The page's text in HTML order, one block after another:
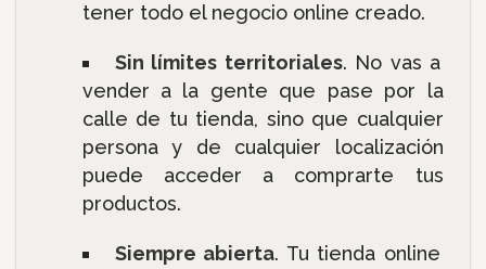
tener todo el negocio online creado.
Sin límites territoriales. No vas a
vender a la gente que pase por la
calle de tu tienda, sino que cualquier
persona y de cualquier localización
puede acceder a comprarte tus
productos.
Siempre abierta. Tu tienda online